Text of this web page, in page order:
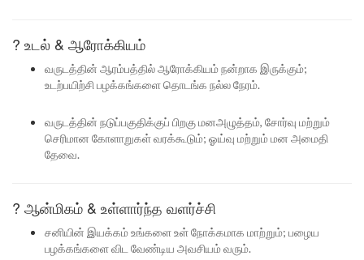
? உடல் & ஆரோக்கியம்
வருடத்தின் ஆரம்பத்தில் ஆரோக்கியம் நன்றாக இருக்கும்;
உடற்பயிற்சி பழக்கங்களை தொடங்க நல்ல நேரம்.
வருடத்தின் நடுப்பகுதிக்குப் பிறகு மனஅழுத்தம், சோர்வு மற்றும்
செரிமான கோளாறுகள் வரக்கூடும்; ஓய்வு மற்றும் மன அமைதி
தேவை.
?️ ஆன்மிகம் & உள்ளார்ந்த வளர்ச்சி
சனியின் இயக்கம் உங்களை உள் நோக்கமாக மாற்றும்; பழைய
பழக்கங்களை விட வேண்டிய அவசியம் வரும்.